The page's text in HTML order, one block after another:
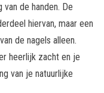
de handen. De
hiervan, maar een
de nagels alleen.
heerlijk zacht en je
van je natuurlijke